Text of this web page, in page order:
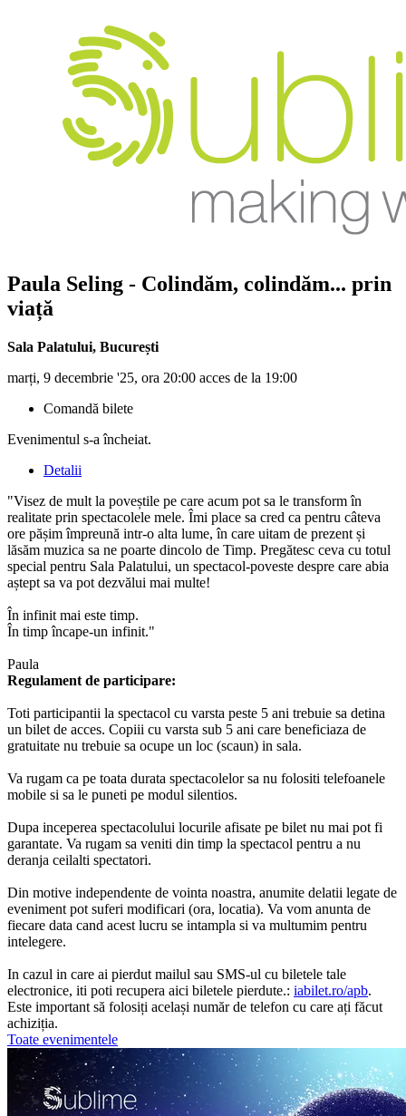
Paula Seling - Colindăm, colindăm... prin
viață
Sala Palatului, București
marți, 9 decembrie '25, ora 20:00 acces de la 19:00
Comandă bilete
Evenimentul s-a încheiat.
Detalii
"Visez de mult la poveștile pe care acum pot sa le transform în
realitate prin spectacolele mele. Îmi place sa cred ca pentru câteva
ore pășim împreună intr-o alta lume, în care uitam de prezent și
lăsăm muzica sa ne poarte dincolo de Timp. Pregătesc ceva cu totul
special pentru Sala Palatului, un spectacol-poveste despre care abia
aștept sa va pot dezvălui mai multe!
În infinit mai este timp.
În timp încape-un infinit."
Paula
Regulament de participare:
Toti participantii la spectacol cu varsta peste 5 ani trebuie sa detina
un bilet de acces. Copiii cu varsta sub 5 ani care beneficiaza de
gratuitate nu trebuie sa ocupe un loc (scaun) in sala.
Va rugam ca pe toata durata spectacolelor sa nu folositi telefoanele
mobile si sa le puneti pe modul silentios.
Dupa inceperea spectacolului locurile afisate pe bilet nu mai pot fi
garantate. Va rugam sa veniti din timp la spectacol pentru a nu
deranja ceilalti spectatori.
Din motive independente de vointa noastra, anumite delatii legate de
eveniment pot suferi modificari (ora, locatia). Va vom anunta de
fiecare data cand acest lucru se intampla si va multumim pentru
intelegere.
In cazul in care ai pierdut mailul sau SMS-ul cu biletele tale
electronice, iti poti recupera aici biletele pierdute.: iabilet.ro/apb.
Este important să folosiți același număr de telefon cu care ați făcut
achiziția.
Toate evenimentele